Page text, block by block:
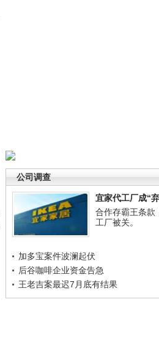
公司调查
宜家代工厂成“
合作存霸王条款
工厂被关。
加多宝案件波澜起伏
后谷咖啡企业资金告急
王老吉案最迟7月底有结果